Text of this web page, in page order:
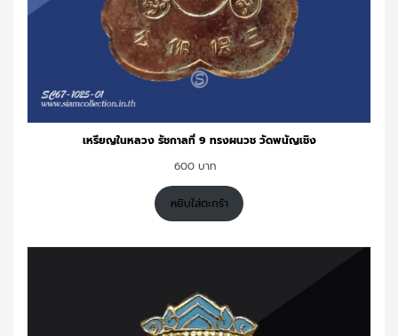
เหรียญในหลวง รัชกาลที่ 9 ทรงผนวช วัดพนัญเชิง
600
หยิบใส่ตะกร้า